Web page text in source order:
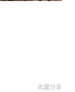
收藏分享